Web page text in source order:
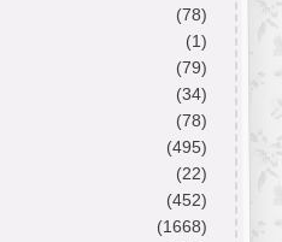
(78)
(1)
(79)
(34)
(78)
(495)
(22)
(452)
(1668)